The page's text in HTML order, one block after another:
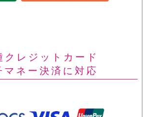
クレジットカード
マネー決済に対応